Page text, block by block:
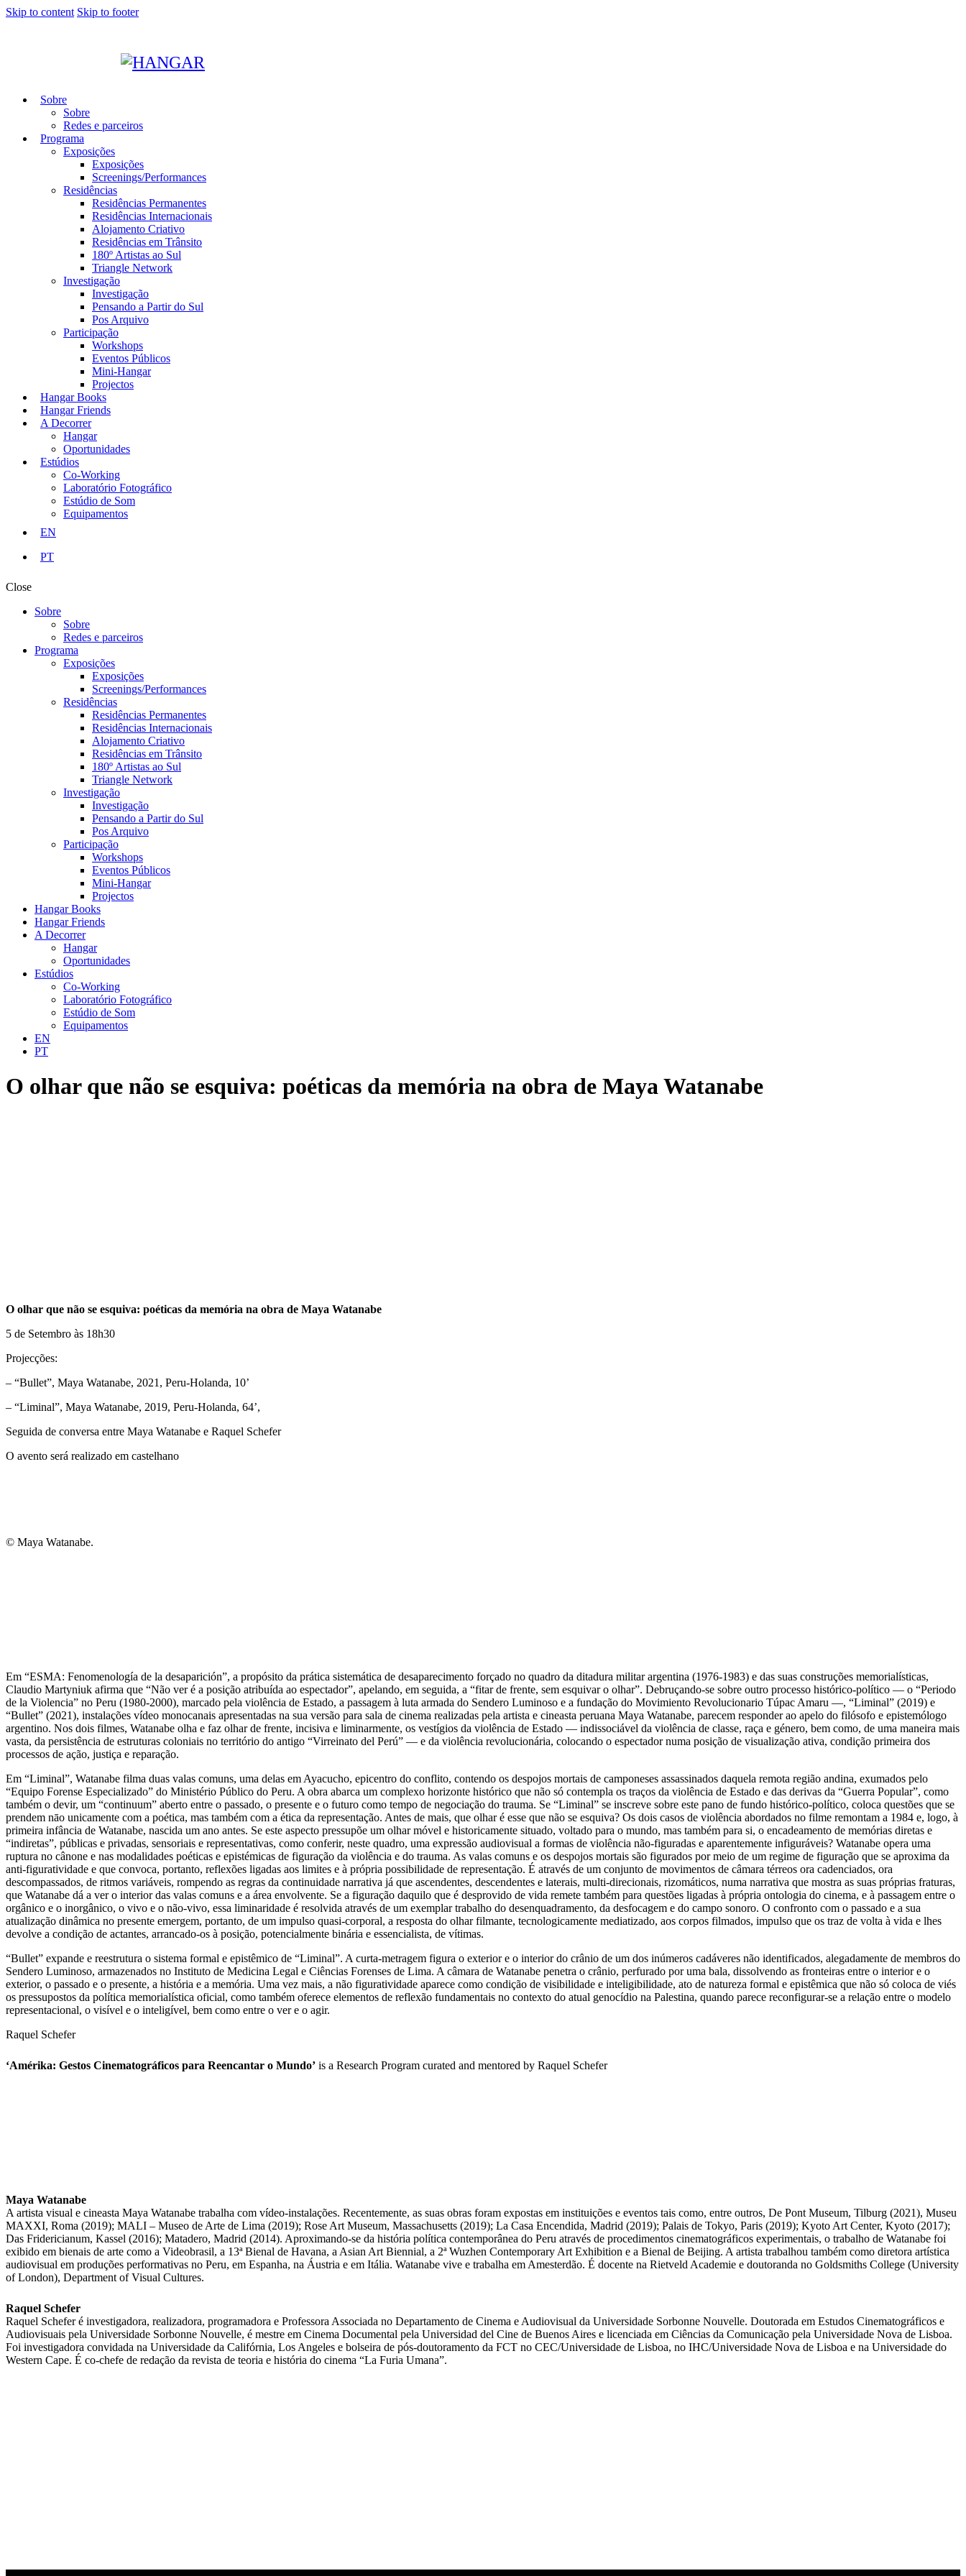
Skip to content Skip to footer
Sobre
Sobre
Redes e parceiros
Programa
Exposições
Exposições
Screenings/Performances
Residências
Residências Permanentes
Residências Internacionais
Alojamento Criativo
Residências em Trânsito
180º Artistas ao Sul
Triangle Network
Investigação
Investigação
Pensando a Partir do Sul
Pos Arquivo
Participação
Workshops
Eventos Públicos
Mini-Hangar
Projectos
Hangar Books
Hangar Friends
A Decorrer
Hangar
Oportunidades
Estúdios
Co-Working
Laboratório Fotográfico
Estúdio de Som
Equipamentos
EN
PT
Close
Sobre
Sobre
Redes e parceiros
Programa
Exposições
Exposições
Screenings/Performances
Residências
Residências Permanentes
Residências Internacionais
Alojamento Criativo
Residências em Trânsito
180º Artistas ao Sul
Triangle Network
Investigação
Investigação
Pensando a Partir do Sul
Pos Arquivo
Participação
Workshops
Eventos Públicos
Mini-Hangar
Projectos
Hangar Books
Hangar Friends
A Decorrer
Hangar
Oportunidades
Estúdios
Co-Working
Laboratório Fotográfico
Estúdio de Som
Equipamentos
EN
PT
O olhar que não se esquiva: poéticas da memória na obra de Maya Watanabe
O olhar que não se esquiva: poéticas da memória na obra de Maya Watanabe
5 de Setembro às 18h30
Projecções:
– “Bullet”, Maya Watanabe, 2021, Peru-Holanda, 10’
– “Liminal”, Maya Watanabe, 2019, Peru-Holanda, 64’,
Seguida de conversa entre Maya Watanabe e Raquel Schefer
O avento será realizado em castelhano
© Maya Watanabe.
Em “ESMA: Fenomenología de la desaparición”, a propósito da prática sistemática de desaparecimento forçado no quadro da ditadura militar argentina (1976-1983) e das suas construções memorialísticas,
Claudio Martyniuk afirma que “Não ver é a posição atribuída ao espectador”, apelando, em seguida, a “fitar de frente, sem esquivar o olhar”. Debruçando-se sobre outro processo histórico-político — o “Periodo
de la Violencia” no Peru (1980-2000), marcado pela violência de Estado, a passagem à luta armada do Sendero Luminoso e a fundação do Movimiento Revolucionario Túpac Amaru —, “Liminal” (2019) e
“Bullet” (2021), instalações vídeo monocanais apresentadas na sua versão para sala de cinema realizadas pela artista e cineasta peruana Maya Watanabe, parecem responder ao apelo do filósofo e epistemólogo
argentino. Nos dois filmes, Watanabe olha e faz olhar de frente, incisiva e liminarmente, os vestígios da violência de Estado — indissociável da violência de classe, raça e género, bem como, de uma maneira mais
vasta, da persistência de estruturas coloniais no território do antigo “Virreinato del Perú” — e da violência revolucionária, colocando o espectador numa posição de visualização ativa, condição primeira dos
processos de ação, justiça e reparação.
Em “Liminal”, Watanabe filma duas valas comuns, uma delas em Ayacucho, epicentro do conflito, contendo os despojos mortais de camponeses assassinados daquela remota região andina, exumados pelo
“Equipo Forense Especializado” do Ministério Público do Peru. A obra abarca um complexo horizonte histórico que não só contempla os traços da violência de Estado e das derivas da “Guerra Popular”, como
também o devir, um “continuum” aberto entre o passado, o presente e o futuro como tempo de negociação do trauma. Se “Liminal” se inscreve sobre este pano de fundo histórico-político, coloca questões que se
prendem nāo unicamente com a poética, mas também com a ética da representação. Antes de mais, que olhar é esse que não se esquiva? Os dois casos de violência abordados no filme remontam a 1984 e, logo, à
primeira infância de Watanabe, nascida um ano antes. Se este aspecto pressupõe um olhar móvel e historicamente situado, voltado para o mundo, mas também para si, o encadeamento de memórias diretas e
“indiretas”, públicas e privadas, sensoriais e representativas, como conferir, neste quadro, uma expressão audiovisual a formas de violência não-figuradas e aparentemente infiguráveis? Watanabe opera uma
ruptura no cânone e nas modalidades poéticas e epistémicas de figuração da violência e do trauma. As valas comuns e os despojos mortais são figurados por meio de um regime de figuração que se aproxima da
anti-figuratividade e que convoca, portanto, reflexões ligadas aos limites e à própria possibilidade de representação. É através de um conjunto de movimentos de câmara térreos ora cadenciados, ora
descompassados, de ritmos variáveis, rompendo as regras da continuidade narrativa já que ascendentes, descendentes e laterais, multi-direcionais, rizomáticos, numa narrativa que mostra as suas próprias fraturas,
que Watanabe dá a ver o interior das valas comuns e a área envolvente. Se a figuração daquilo que é desprovido de vida remete também para questões ligadas à própria ontologia do cinema, e à passagem entre o
orgânico e o inorgânico, o vivo e o não-vivo, essa liminaridade é resolvida através de um exemplar trabalho do desenquadramento, da desfocagem e do campo sonoro. O confronto com o passado e a sua
atualização dinâmica no presente emergem, portanto, de um impulso quasi-corporal, a resposta do olhar filmante, tecnologicamente mediatizado, aos corpos filmados, impulso que os traz de volta à vida e lhes
devolve a condição de actantes, arrancado-os à posição, potencialmente binária e essencialista, de vítimas.
“Bullet” expande e reestrutura o sistema formal e epistêmico de “Liminal”. A curta-metragem figura o exterior e o interior do crânio de um dos inúmeros cadáveres não identificados, alegadamente de membros do
Sendero Luminoso, armazenados no Instituto de Medicina Legal e Ciências Forenses de Lima. A câmara de Watanabe penetra o crânio, perfurado por uma bala, dissolvendo as fronteiras entre o interior e o
exterior, o passado e o presente, a história e a memória. Uma vez mais, a não figuratividade aparece como condição de visibilidade e inteligibilidade, ato de natureza formal e epistêmica que não só coloca de viés
os pressupostos da política memorialística oficial, como também oferece elementos de reflexão fundamentais no contexto do atual genocídio na Palestina, quando parece reconfigurar-se a relação entre o modelo
representacional, o visível e o inteligível, bem como entre o ver e o agir.
Raquel Schefer
‘Amérika: Gestos Cinematográficos para Reencantar o Mundo’ is a Research Program curated and mentored by Raquel Schefer
Maya Watanabe
A artista visual e cineasta Maya Watanabe trabalha com vídeo-instalações. Recentemente, as suas obras foram expostas em instituições e eventos tais como, entre outros, De Pont Museum, Tilburg (2021), Museu
MAXXI, Roma (2019); MALI – Museo de Arte de Lima (2019); Rose Art Museum, Massachusetts (2019); La Casa Encendida, Madrid (2019); Palais de Tokyo, Paris (2019); Kyoto Art Center, Kyoto (2017);
Das Fridericianum, Kassel (2016); Matadero, Madrid (2014). Aproximando-se da história política contemporânea do Peru através de procedimentos cinematográficos experimentais, o trabalho de Watanabe foi
exibido em bienais de arte como a Videobrasil, a 13ª Bienal de Havana, a Asian Art Biennial, a 2ª Wuzhen Contemporary Art Exhibition e a Bienal de Beijing. A artista trabalhou também como diretora artística
audiovisual em produções performativas no Peru, em Espanha, na Áustria e em Itália. Watanabe vive e trabalha em Amesterdão. É docente na Rietveld Academie e doutoranda no Goldsmiths College (University
of London), Department of Visual Cultures.
Raquel Schefer
Raquel Schefer é investigadora, realizadora, programadora e Professora Associada no Departamento de Cinema e Audiovisual da Universidade Sorbonne Nouvelle. Doutorada em Estudos Cinematográficos e
Audiovisuais pela Universidade Sorbonne Nouvelle, é mestre em Cinema Documental pela Universidad del Cine de Buenos Aires e licenciada em Ciências da Comunicação pela Universidade Nova de Lisboa.
Foi investigadora convidada na Universidade da Califórnia, Los Angeles e bolseira de pós-doutoramento da FCT no CEC/Universidade de Lisboa, no IHC/Universidade Nova de Lisboa e na Universidade do
Western Cape. É co-chefe de redação da revista de teoria e história do cinema “La Furia Umana”.